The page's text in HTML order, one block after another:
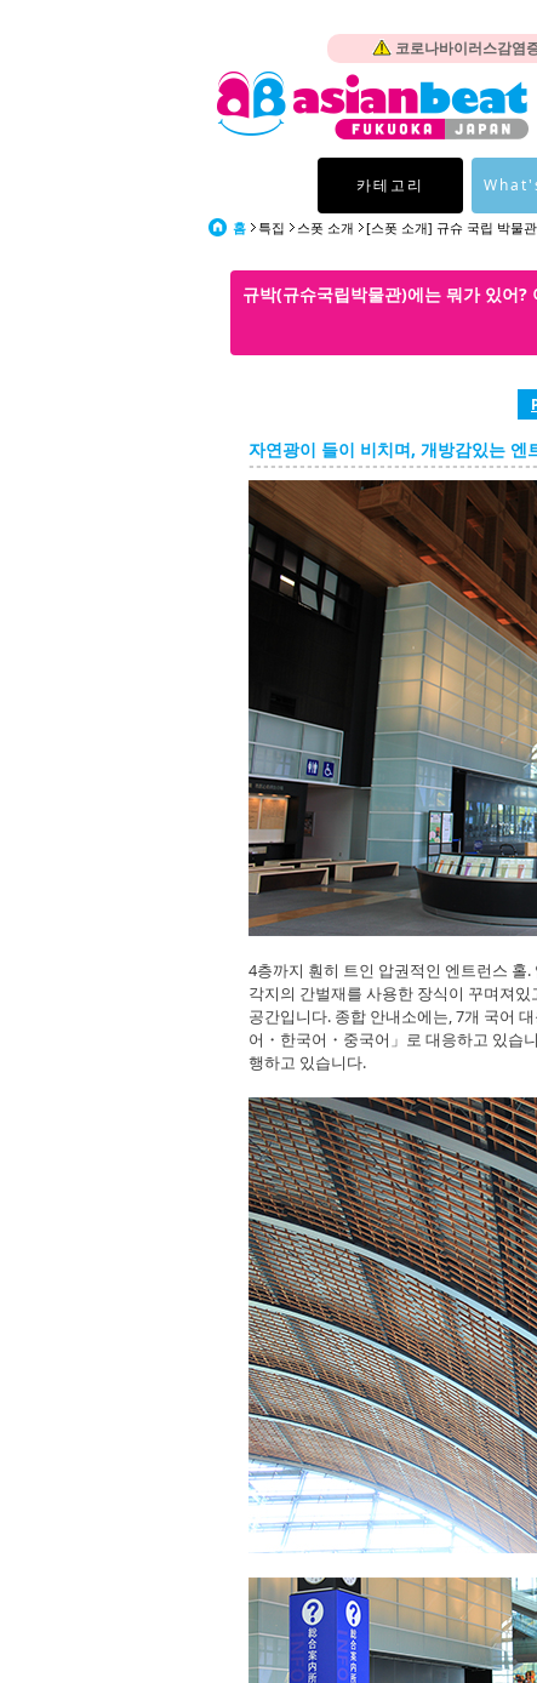
코로나바이러스감염
카테고리
홈 특집 스폿 소개 [스폿 소개] 규슈 국립 박물관
규박(규슈국립박물관)에는 뭐가 있어?
자연광이 들이 비치며, 개방감있는 엔
4층까지 훤히 트인 압권적인 엔트런스 홀
각지의 간벌재를 사용한 장식이 꾸며져
공간입니다. 종합 안내소에는, 7개 국어
어・한국어・중국어」로 대응하고 있습
행하고 있습니다.